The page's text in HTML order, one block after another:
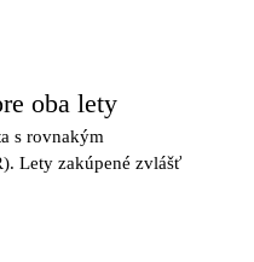
oba lety
s rovnakým
Lety zakúpené zvlášť